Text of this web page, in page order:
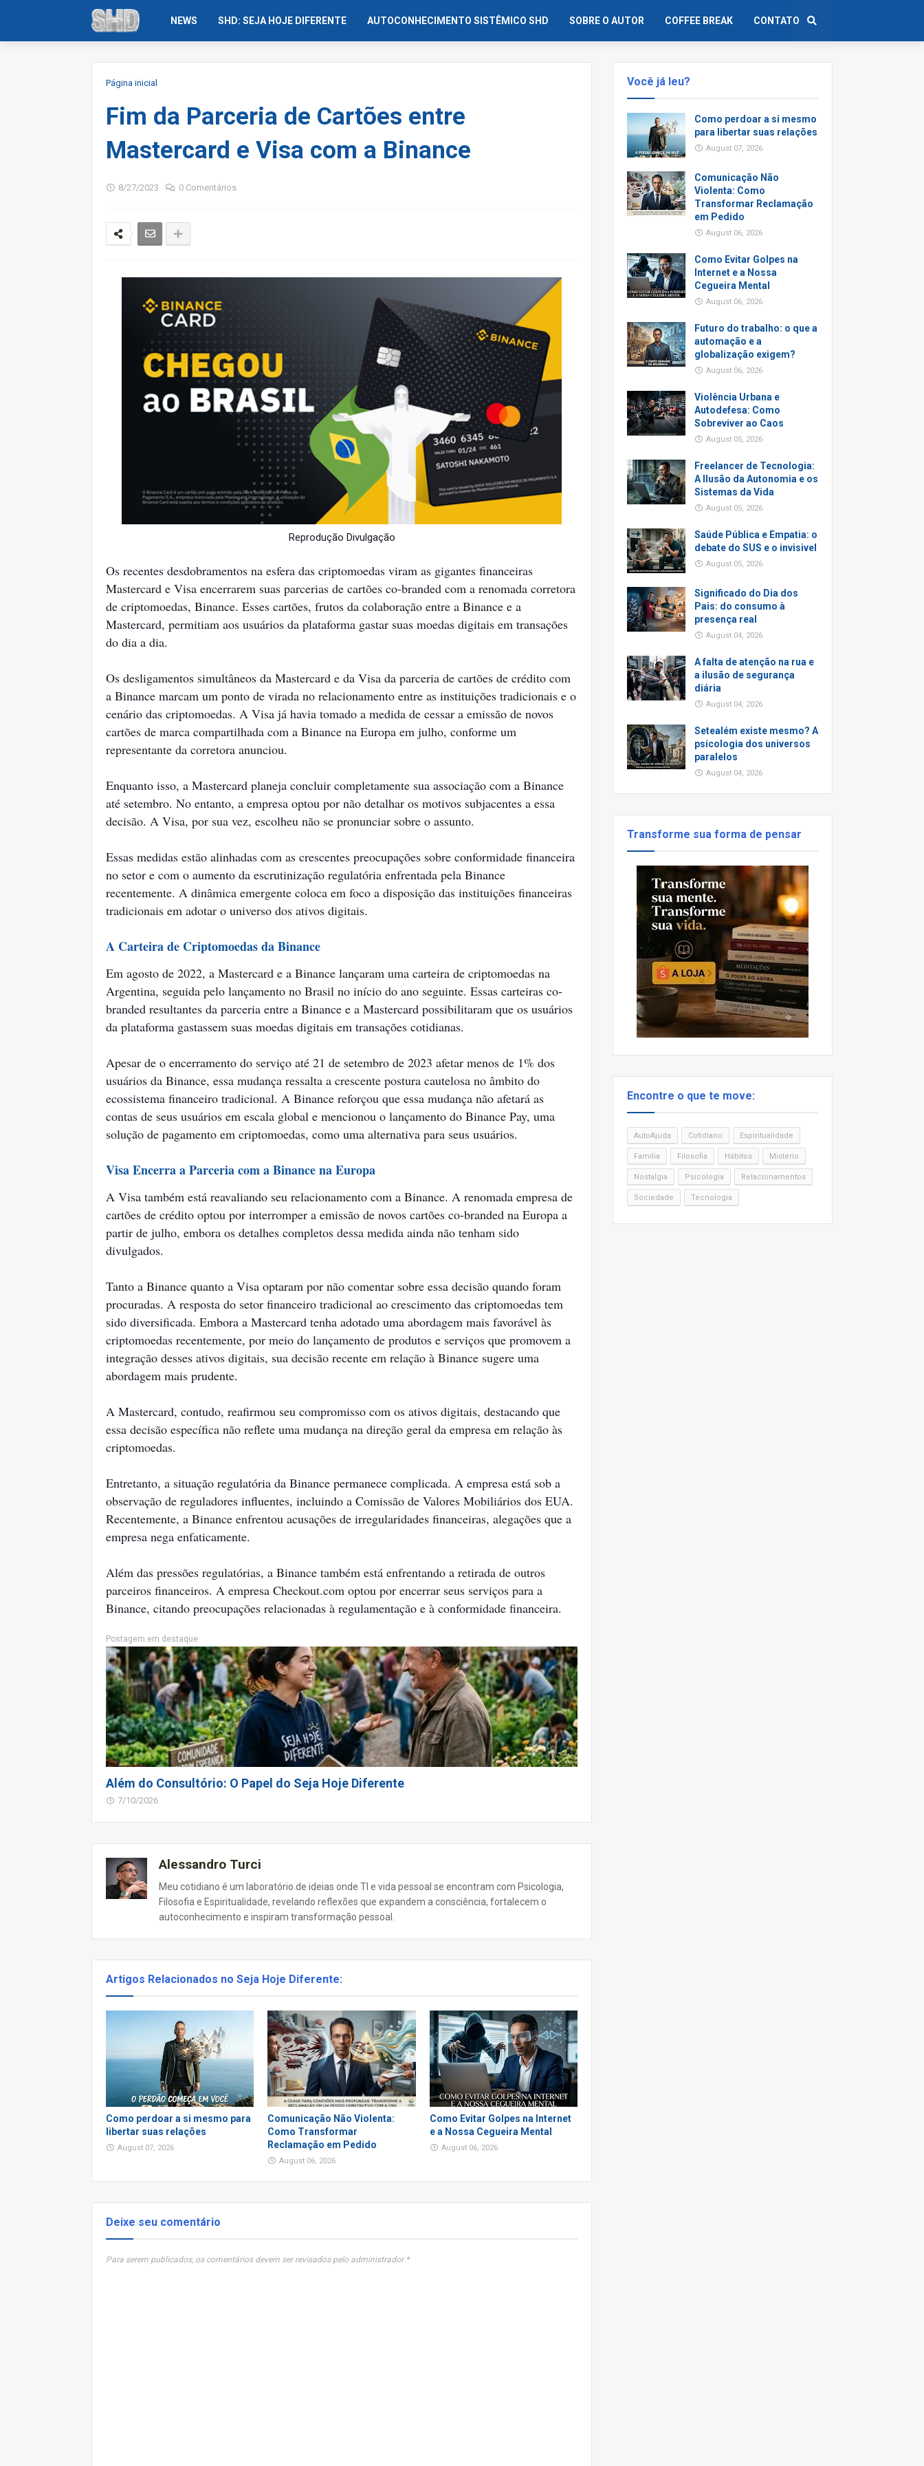
NEWS SHD: SEJA HOJE DIFERENTE AUTOCONHECIMENTO SISTÊMICO SHD SOBRE O AUTOR COFFEE BREAK CONTATO
Página inicial
Fim da Parceria de Cartões entre
Mastercard e Visa com a Binance
8/27/2023 0 Comentários
Reprodução Divulgação
Os recentes desdobramentos na esfera das criptomoedas viram as gigantes financeiras
Mastercard e Visa encerrarem suas parcerias de cartões co-branded com a renomada corretora
de criptomoedas, Binance. Esses cartões, frutos da colaboração entre a Binance e a
Mastercard, permitiam aos usuários da plataforma gastar suas moedas digitais em transações
do dia a dia.
Os desligamentos simultâneos da Mastercard e da Visa da parceria de cartões de crédito com
a Binance marcam um ponto de virada no relacionamento entre as instituições tradicionais e o
cenário das criptomoedas. A Visa já havia tomado a medida de cessar a emissão de novos
cartões de marca compartilhada com a Binance na Europa em julho, conforme um
representante da corretora anunciou.
Enquanto isso, a Mastercard planeja concluir completamente sua associação com a Binance
até setembro. No entanto, a empresa optou por não detalhar os motivos subjacentes a essa
decisão. A Visa, por sua vez, escolheu não se pronunciar sobre o assunto.
Essas medidas estão alinhadas com as crescentes preocupações sobre conformidade financeira
no setor e com o aumento da escrutinização regulatória enfrentada pela Binance
recentemente. A dinâmica emergente coloca em foco a disposição das instituições financeiras
tradicionais em adotar o universo dos ativos digitais.
A Carteira de Criptomoedas da Binance
Em agosto de 2022, a Mastercard e a Binance lançaram uma carteira de criptomoedas na
Argentina, seguida pelo lançamento no Brasil no início do ano seguinte. Essas carteiras co-
branded resultantes da parceria entre a Binance e a Mastercard possibilitaram que os usuários
da plataforma gastassem suas moedas digitais em transações cotidianas.
Apesar de o encerramento do serviço até 21 de setembro de 2023 afetar menos de 1% dos
usuários da Binance, essa mudança ressalta a crescente postura cautelosa no âmbito do
ecossistema financeiro tradicional. A Binance reforçou que essa mudança não afetará as
contas de seus usuários em escala global e mencionou o lançamento do Binance Pay, uma
solução de pagamento em criptomoedas, como uma alternativa para seus usuários.
Visa Encerra a Parceria com a Binance na Europa
A Visa também está reavaliando seu relacionamento com a Binance. A renomada empresa de
cartões de crédito optou por interromper a emissão de novos cartões co-branded na Europa a
partir de julho, embora os detalhes completos dessa medida ainda não tenham sido
divulgados.
Tanto a Binance quanto a Visa optaram por não comentar sobre essa decisão quando foram
procuradas. A resposta do setor financeiro tradicional ao crescimento das criptomoedas tem
sido diversificada. Embora a Mastercard tenha adotado uma abordagem mais favorável às
criptomoedas recentemente, por meio do lançamento de produtos e serviços que promovem a
integração desses ativos digitais, sua decisão recente em relação à Binance sugere uma
abordagem mais prudente.
A Mastercard, contudo, reafirmou seu compromisso com os ativos digitais, destacando que
essa decisão específica não reflete uma mudança na direção geral da empresa em relação às
criptomoedas.
Entretanto, a situação regulatória da Binance permanece complicada. A empresa está sob a
observação de reguladores influentes, incluindo a Comissão de Valores Mobiliários dos EUA.
Recentemente, a Binance enfrentou acusações de irregularidades financeiras, alegações que a
empresa nega enfaticamente.
Além das pressões regulatórias, a Binance também está enfrentando a retirada de outros
parceiros financeiros. A empresa Checkout.com optou por encerrar seus serviços para a
Binance, citando preocupações relacionadas à regulamentação e à conformidade financeira.
Postagem em destaque
Além do Consultório: O Papel do Seja Hoje Diferente
7/10/2026
Alessandro Turci
Meu cotidiano é um laboratório de ideias onde TI e vida pessoal se encontram com Psicologia,
Filosofia e Espiritualidade, revelando reflexões que expandem a consciência, fortalecem o
autoconhecimento e inspiram transformação pessoal.
Artigos Relacionados no Seja Hoje Diferente:
Como perdoar a si mesmo para
libertar suas relações
August 07, 2026
Comunicação Não Violenta:
Como Transformar
Reclamação em Pedido
August 06, 2026
Como Evitar Golpes na Internet
e a Nossa Cegueira Mental
August 06, 2026
Deixe seu comentário
Para serem publicados, os comentários devem ser revisados pelo administrador *
Você já leu?
Como perdoar a si mesmo
para libertar suas relações
August 07, 2026
Comunicação Não
Violenta: Como
Transformar Reclamação
em Pedido
August 06, 2026
Como Evitar Golpes na
Internet e a Nossa
Cegueira Mental
August 06, 2026
Futuro do trabalho: o que a
automação e a
globalização exigem?
August 06, 2026
Violência Urbana e
Autodefesa: Como
Sobreviver ao Caos
August 05, 2026
Freelancer de Tecnologia:
A Ilusão da Autonomia e os
Sistemas da Vida
August 05, 2026
Saúde Pública e Empatia: o
debate do SUS e o invisivel
August 05, 2026
Significado do Dia dos
Pais: do consumo à
presença real
August 04, 2026
A falta de atenção na rua e
a ilusão de segurança
diária
August 04, 2026
Setealém existe mesmo? A
psicologia dos universos
paralelos
August 04, 2026
Transforme sua forma de pensar
Encontre o que te move:
AutoAjuda Cotidiano Espiritualidade
Família Filosofia Hábitos Mistério
Nostalgia Psicologia Relacionamentos
Sociedade Tecnologia